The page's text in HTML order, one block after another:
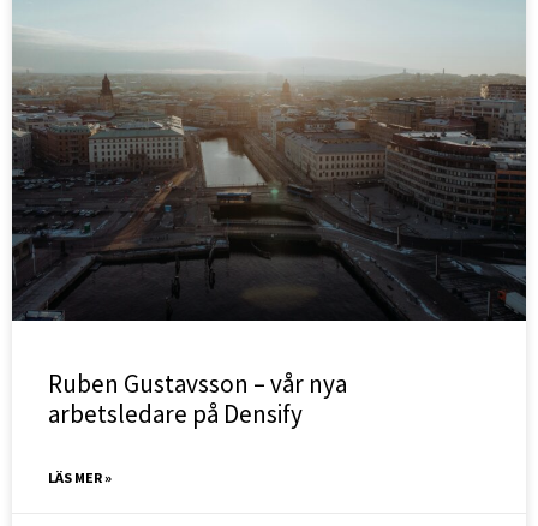
Ruben Gustavsson – vår nya
arbetsledare på Densify
LÄS MER »